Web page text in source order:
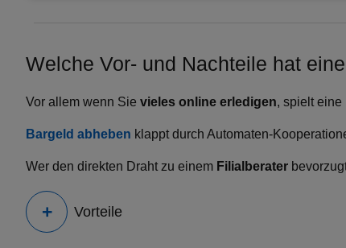
Welche Vor- und Nachteile hat
Vor allem wenn Sie vieles online erledigen, spielt eine
Bargeld abheben klappt durch Automaten-
Wer den direkten Draht zu einem Filialberater
Vorteile